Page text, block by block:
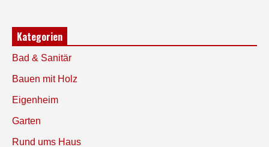
Kategorien
Bad & Sanitär
Bauen mit Holz
Eigenheim
Garten
Rund ums Haus